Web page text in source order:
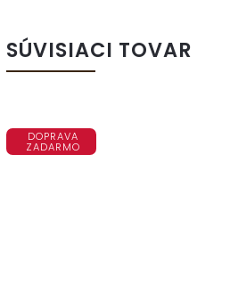
SÚVISIACI TOVAR
DOPRAVA
ZADARMO